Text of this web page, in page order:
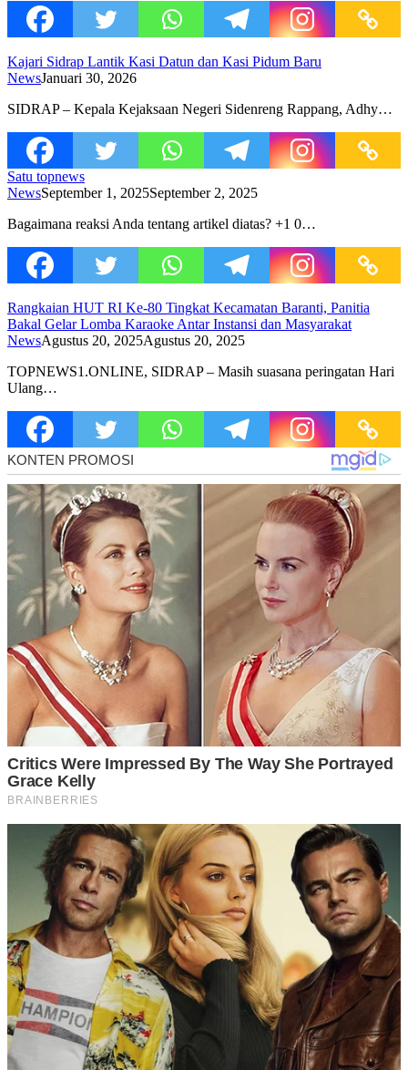
Kajari Sidrap Lantik Kasi Datun dan Kasi Pidum Baru
NewsJanuari 30, 2026
SIDRAP – Kepala Kejaksaan Negeri Sidenreng Rappang, Adhy…
Satu topnews
NewsSeptember 1, 2025September 2, 2025
Bagaimana reaksi Anda tentang artikel diatas? +1 0…
Rangkaian HUT RI Ke-80 Tingkat Kecamatan Baranti, Panitia
Bakal Gelar Lomba Karaoke Antar Instansi dan Masyarakat
NewsAgustus 20, 2025Agustus 20, 2025
TOPNEWS1.ONLINE, SIDRAP – Masih suasana peringatan Hari
Ulang…